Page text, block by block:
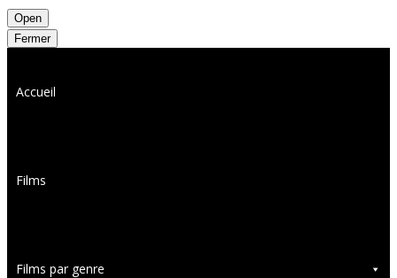
Open
Fermer
Accueil
Films
Films par genre